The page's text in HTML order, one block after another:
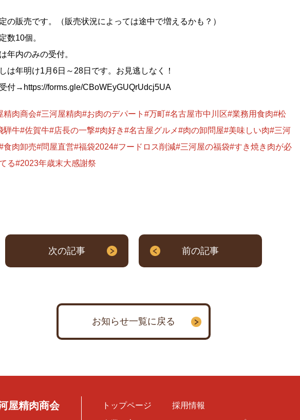
の販売です。（販売状況によっては途中で増えるかも？）
数10個。
年内のみの受付。
は年明け1月6日～28日です。お見逃しなく！
付→https://forms.gle/CBoWEyGUQrUdcj5UA
精肉商会#三河屋精肉#お肉のデパート #万町#名古屋市中川区#業務用食肉#松
騨牛#佐賀牛#店長の一撃#肉好き#名古屋グルメ#肉の卸問屋#美味しい肉#三河
食肉卸売#問屋直営#福袋2024#フードロス削減#三河屋の福袋#すき焼き肉が必
る#2023年歳末大感謝祭
次の記事 前の記事
お知らせ一覧に戻る
屋精肉商会 トップページ 採用情報